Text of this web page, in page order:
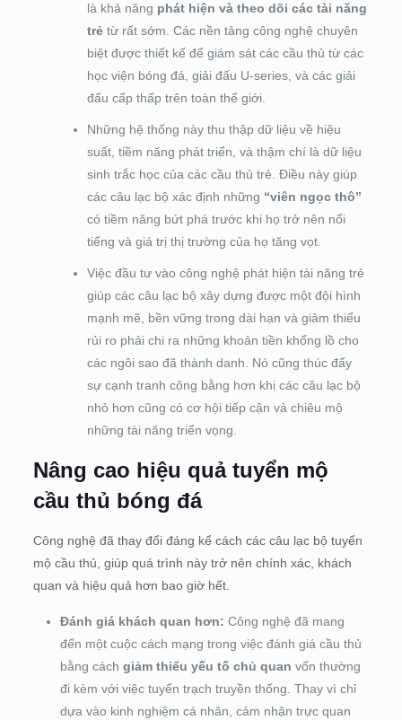
là khả năng phát hiện và theo dõi các tài năng
trẻtừ rất sớm. Các nền tảng công nghệ chuyên
biệt được thiết kế để giám sát các cầu thủ từ các
học viện bóng đá, giải đấu U-series, và các giải
đấu cấp thấp trên toàn thế giới.
Những hệ thống này thu thập dữ liệu về hiệu
suất, tiềm năng phát triển, và thậm chí là dữ liệu
sinh trắc học của các cầu thủ trẻ. Điều này giúp
các câu lạc bộ xác định những “viên ngọc thô”
có tiềm năng bứt phá trước khi họ trở nên nổi
tiếng và giá trị thị trường của họ tăng vọt.
Việc đầu tư vào công nghệ phát hiện tài năng trẻ
giúp các câu lạc bộ xây dựng được một đội hình
mạnh mẽ, bền vững trong dài hạn và giảm thiểu
rủi ro phải chi ra những khoản tiền khổng lồ cho
các ngôi sao đã thành danh. Nó cũng thúc đẩy
sự cạnh tranh công bằng hơn khi các câu lạc bộ
nhỏ hơn cũng có cơ hội tiếp cận và chiêu mộ
những tài năng triển vọng.
Nâng cao hiệu quả tuyển mộ
cầu thủ bóng đá
Công nghệ đã thay đổi đáng kể cách các câu lạc bộ tuyển
mộ cầu thủ, giúp quá trình này trở nên chính xác, khách
quan và hiệu quả hơn bao giờ hết.
Đánh giá khách quan hơn: Công nghệ đã mang
đến một cuộc cách mạng trong việc đánh giá cầu thủ
bằng cách giảm thiểu yếu tố chủ quan vốn thường
đi kèm với việc tuyển trạch truyền thống. Thay vì chỉ
dựa vào kinh nghiệm cá nhân, cảm nhận trực quan